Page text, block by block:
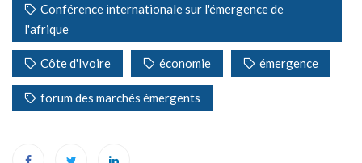
Conférence internationale sur l'émergence de
l'afrique
Côte d'Ivoire économie émergence
forum des marchés émergents